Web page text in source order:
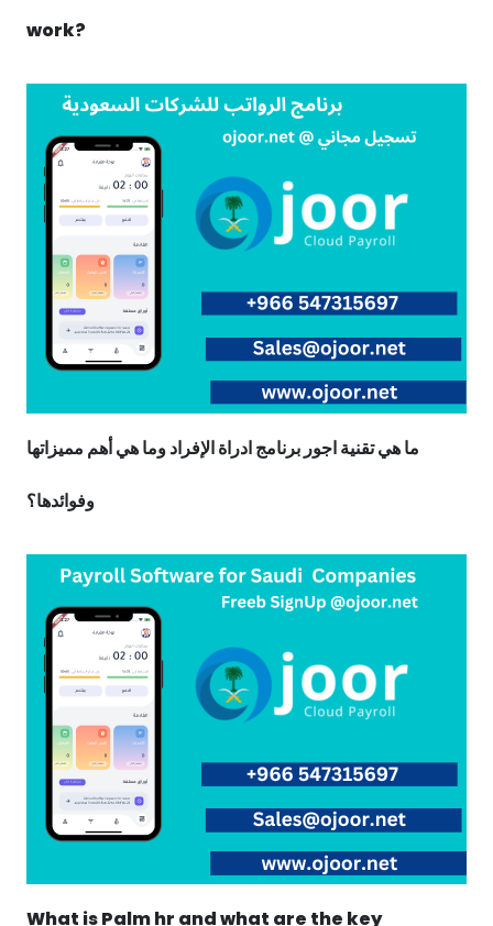
work?
ما هي تقنية اجور برنامج ادراة الإفراد وما هي أهم مميزاتها
وفوائدها؟
What is Palm hr and what are the key